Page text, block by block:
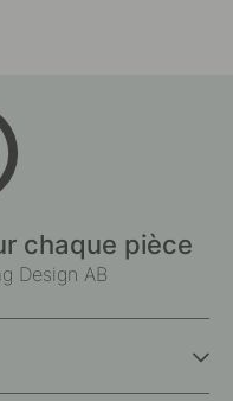
chaque pièce
Design AB